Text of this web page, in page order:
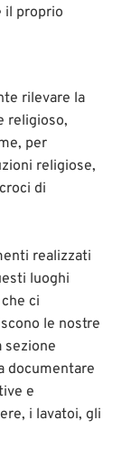
il proprio
rilevare la
religioso,
per
religiose,
roci di
realizzati
luoghi
ci
le nostre
sezione
documentare
e
i lavatoi, gli